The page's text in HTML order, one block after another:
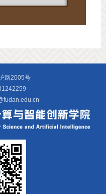
路2005号